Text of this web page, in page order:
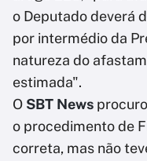
o Deputado deverá
por intermédio da
natureza do
estimada".
O SBT News
o procedimento de
correta, mas não